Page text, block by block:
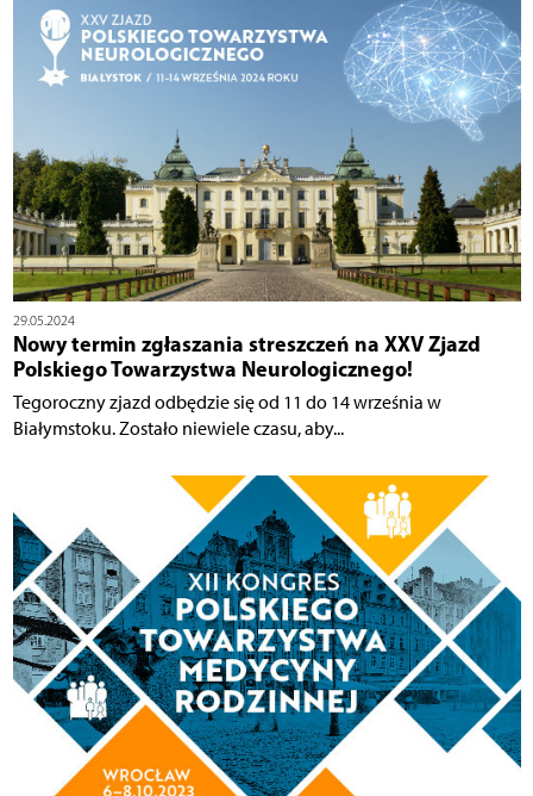
29.05.2024
Nowy termin zgłaszania streszczeń na XXV Zjazd
Polskiego Towarzystwa Neurologicznego!
Tegoroczny zjazd odbędzie się od 11 do 14 września w
Białymstoku. Zostało niewiele czasu, aby...